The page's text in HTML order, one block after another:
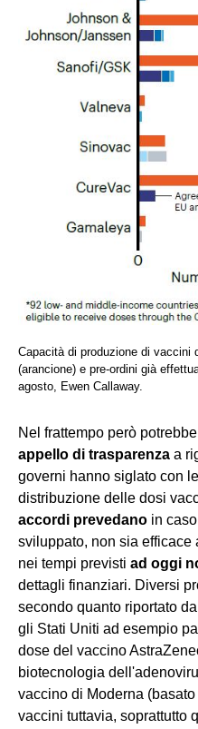
Capacità di produzione di vaccini
(arancione) e pre-ordini già
agosto, Ewen Callaway.
Nel frattempo però
appello di trasparenza a
governi hanno siglato con
distribuzione delle dosi
accordi prevedano in
sviluppato, non sia efficace
nei tempi previsti ad oggi
dettagli finanziari. Diversi
secondo quanto riportato
gli Stati Uniti ad esempio
dose del vaccino
biotecnologia
vaccino di Moderna
vaccini tuttavia, soprattutto